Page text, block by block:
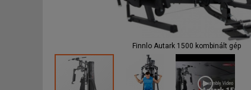
Finnlo Autark 1500 kombinált gép